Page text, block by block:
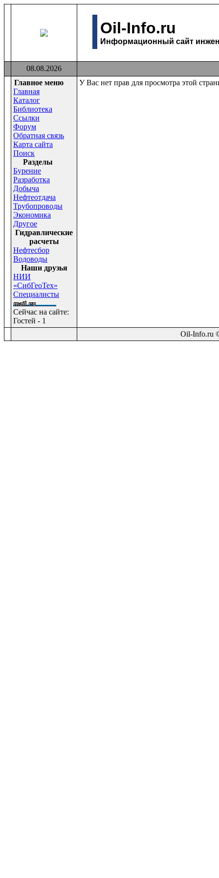
Oil-Info.ru
Информационный сайт
08.08.2026
Главное меню
Главная
Каталог
Библиотека
Ссылки
Форум
Обратная связь
Карта сайта
Поиск
Раздeлы
Бурение
Разработка
Добыча
Нефтеотдача
Трубопроводы
Экономика
Другое
Гидравлические
расчеты
Нефтесбор
Водоводы
Наши друзья
НИИ
«СибГеоТех»
Специалисты
Сейчас на сайте:
Гостей - 1
У Вас нет прав для просмотра этой
Oil-Info.ru